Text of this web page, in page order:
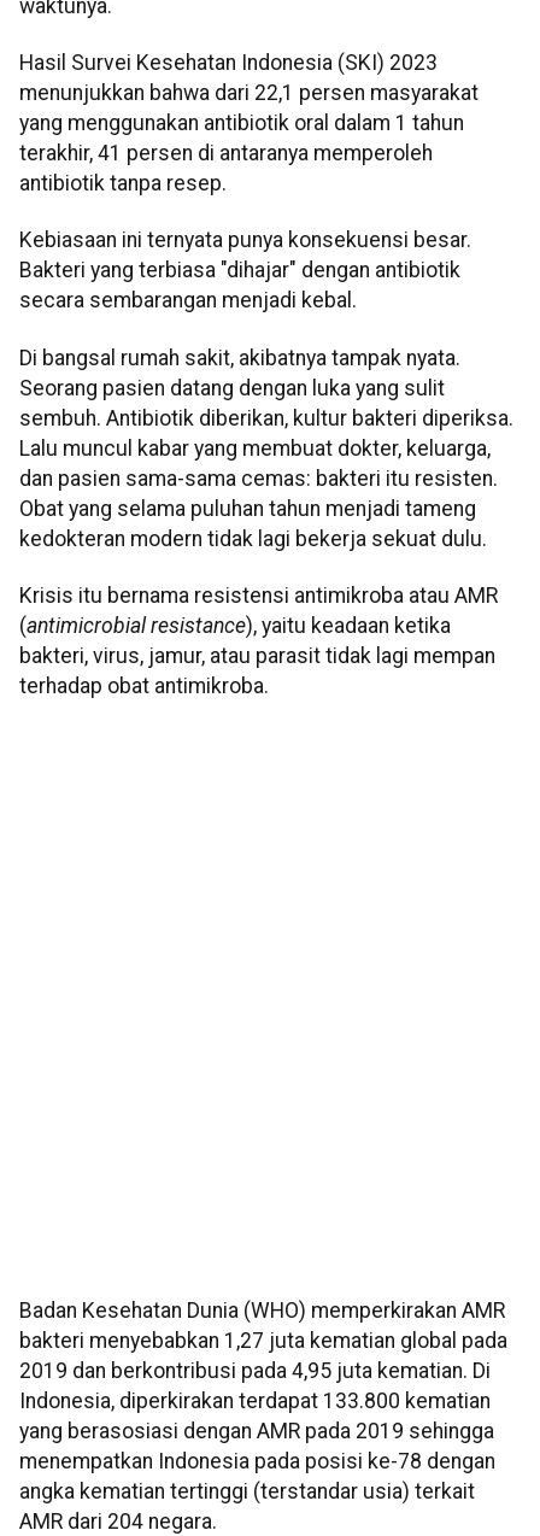
waktunya.
Hasil Survei Kesehatan Indonesia (SKI) 2023
menunjukkan bahwa dari 22,1 persen masyarakat
yang menggunakan antibiotik oral dalam 1 tahun
terakhir, 41 persen di antaranya memperoleh
antibiotik tanpa resep.
Kebiasaan ini ternyata punya konsekuensi besar.
Bakteri yang terbiasa "dihajar" dengan antibiotik
secara sembarangan menjadi kebal.
Di bangsal rumah sakit, akibatnya tampak nyata.
Seorang pasien datang dengan luka yang sulit
sembuh. Antibiotik diberikan, kultur bakteri diperiksa.
Lalu muncul kabar yang membuat dokter, keluarga,
dan pasien sama-sama cemas: bakteri itu resisten.
Obat yang selama puluhan tahun menjadi tameng
kedokteran modern tidak lagi bekerja sekuat dulu.
Krisis itu bernama resistensi antimikroba atau AMR
(antimicrobial resistance), yaitu keadaan ketika
bakteri, virus, jamur, atau parasit tidak lagi mempan
terhadap obat antimikroba.
Badan Kesehatan Dunia (WHO) memperkirakan AMR
bakteri menyebabkan 1,27 juta kematian global pada
2019 dan berkontribusi pada 4,95 juta kematian. Di
Indonesia, diperkirakan terdapat 133.800 kematian
yang berasosiasi dengan AMR pada 2019 sehingga
menempatkan Indonesia pada posisi ke-78 dengan
angka kematian tertinggi (terstandar usia) terkait
AMR dari 204 negara.